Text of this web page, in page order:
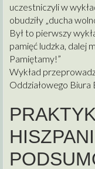
uczestniczyli w
obudziły „ducha
Był to pierwszy
pamięć ludzka, dalej
Pamiętamy!”
Wykład
Oddziałowego